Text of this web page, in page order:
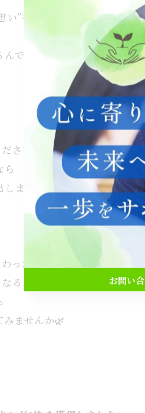
い”を映し出してくれる
です
さい🌸
ら
ます
った方がいます
るんです
みませんか🌿
お問い
お問い